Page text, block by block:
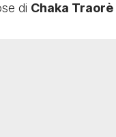
di Chaka Traorè